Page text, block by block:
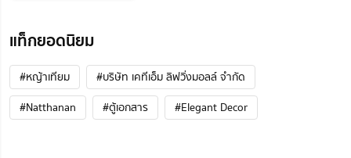
แท็กยอดนิยม
#หญ้าเทียม
#บริษัท เคทีเอ็ม ลิฟวิ่งมอลล์ จำกัด
#Natthanan
#ตู้เอกสาร #Elegant Decor